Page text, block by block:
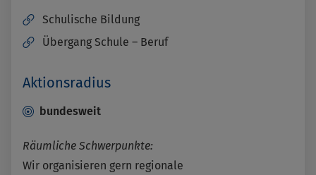
Schulische Bildung
Übergang Schule – Beruf
Aktionsradius
bundesweit
Räumliche Schwerpunkte:
Wir organisieren gern regionale